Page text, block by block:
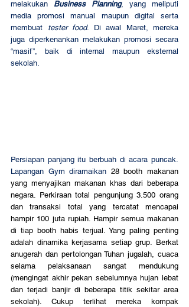
melakukan Business Planning, yang meliputi
media promosi manual maupun digital serta
membuat tester food. Di awal Maret, mereka
juga diperkenankan melakukan promosi secara
“masif”, baik di internal maupun eksternal
sekolah.
Persiapan panjang itu berbuah di acara puncak.
Lapangan Gym diramaikan 28 booth makanan
yang menyajikan makanan khas dari beberapa
negara. Perkiraan total pengunjung 3.500 orang
dan transaksi total yang tercatat mencapai
hampir 100 juta rupiah. Hampir semua makanan
di tiap booth habis terjual. Yang paling penting
adalah dinamika kerjasama setiap grup. Berkat
anugerah dan pertolongan Tuhan jugalah, cuaca
selama pelaksanaan sangat mendukung
(mengingat akhir pekan sebelumnya hujan lebat
dan terjadi banjir di beberapa titik sekitar area
sekolah). Cukup terlihat mereka kompak